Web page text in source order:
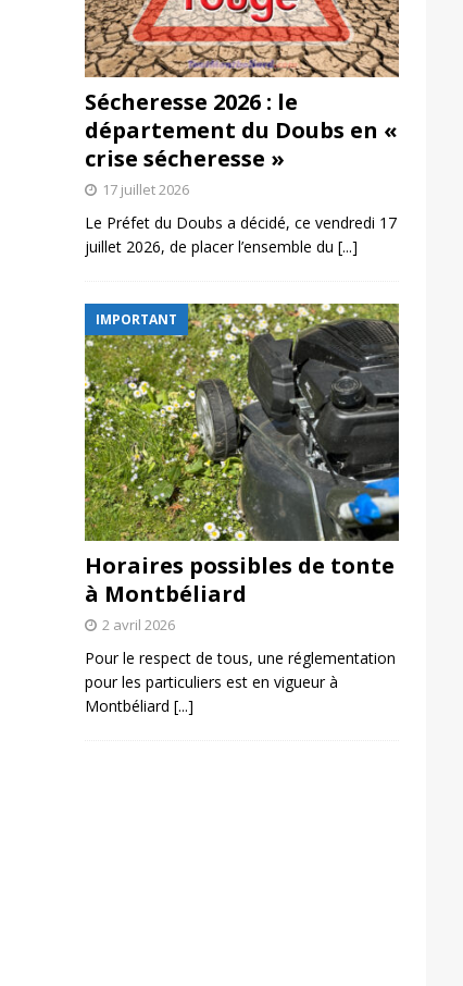
Sécheresse 2026 : le
département du Doubs en «
crise sécheresse »
17 juillet 2026
Le Préfet du Doubs a décidé, ce vendredi 17
juillet 2026, de placer l’ensemble du [...]
IMPORTANT
Horaires possibles de tonte
à Montbéliard
2 avril 2026
Pour le respect de tous, une réglementation
pour les particuliers est en vigueur à
Montbéliard [...]